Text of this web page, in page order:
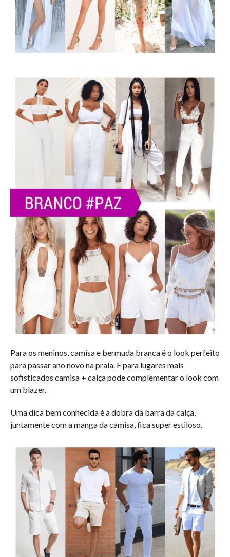
Para os meninos, camisa e bermuda branca é o look perfeito
para passar ano novo na praia. E para lugares mais
sofisticados camisa + calça pode complementar o look com
um blazer.
Uma dica bem conhecida é a dobra da barra da calça,
juntamente com a manga da camisa, fica super estiloso.